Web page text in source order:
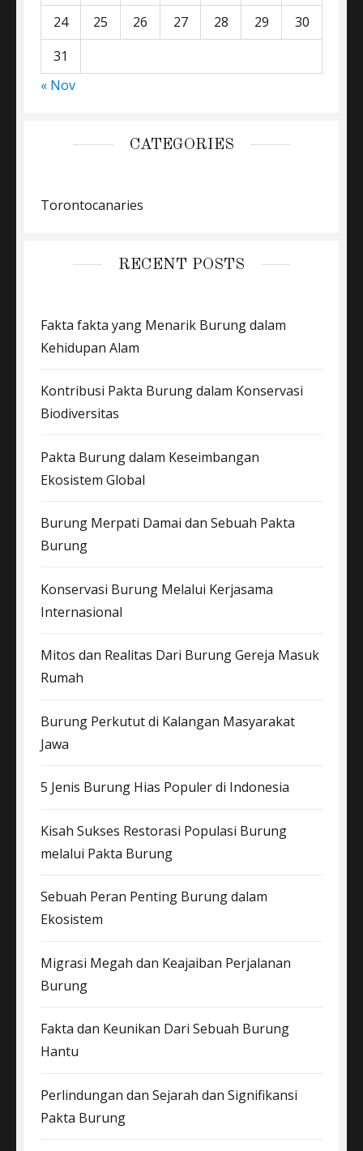
24 25 26 27 28 29
30
31
« Nov
CATEGORIES
Torontocanaries
RECENT POSTS
Fakta fakta yang Menarik Burung dalam
Kehidupan Alam
Kontribusi Pakta Burung dalam Konservasi
Biodiversitas
Pakta Burung dalam Keseimbangan
Ekosistem Global
Burung Merpati Damai dan Sebuah Pakta
Burung
Konservasi Burung Melalui Kerjasama
Internasional
Mitos dan Realitas Dari Burung Gereja Masuk
Rumah
Burung Perkutut di Kalangan Masyarakat
Jawa
5 Jenis Burung Hias Populer di Indonesia
Kisah Sukses Restorasi Populasi Burung
melalui Pakta Burung
Sebuah Peran Penting Burung dalam
Ekosistem
Migrasi Megah dan Keajaiban Perjalanan
Burung
Fakta dan Keunikan Dari Sebuah Burung
Hantu
Perlindungan dan Sejarah dan Signifikansi
Pakta Burung